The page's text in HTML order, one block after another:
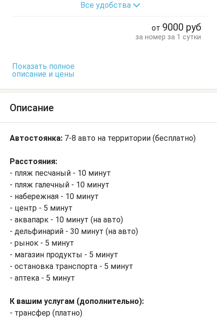
Кресло-кровать
Кровать двуспальная
Все удобства
от 9000 руб
за номер за 1 сутки
Показать полное
описание и цены
Описание
Автостоянка: 7-8 авто на территории (бесплатно)
Расстояния:
- пляж песчаный - 10 минут
- пляж галечный - 10 минут
- набережная - 10 минут
- центр - 5 минут
- аквапарк - 10 минут (на авто)
- дельфинарий - 30 минут (на авто)
- рынок - 5 минут
- магазин продукты - 5 минут
- остановка транспорта - 5 минут
- аптека - 5 минут
К вашим услугам (дополнительно):
- трансфер (платно)